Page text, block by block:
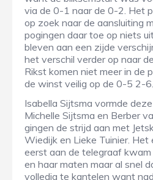
via de 0-1 naar de 0-2. Het
op zoek naar de aansluiting
pogingen daar toe op niets
bleven aan een zijde
het verschil verder op naar
Rikst komen niet meer in de
de winst veilig op de 0-5 2-6.
Isabella Sijtsma vormde
Michelle Sijtsma en Berber
gingen de strijd aan met
Wiedijk en Lieke Tuinier.
eerst aan de telegraaf
en haar maten maar al snel
volledig te kantelen want